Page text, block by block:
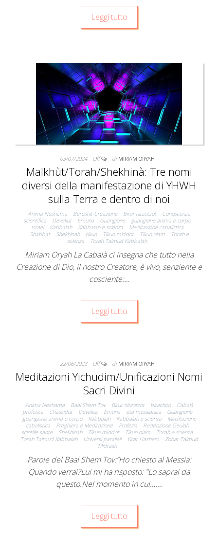
Leggi tutto
03/07/2024 Off di MIRIAM ORYAH
Malkhùt/Torah/Shekhinà: Tre nomi
diversi della manifestazione di YHWH
sulla Terra e dentro di noi
Anima Neshama Bereshit Creazione Birur nitzotzot
Conoscenza
scientifica
Devekut Emuna Guarigione
guarigione anima e corpo
Israel
Kabbalah Kabbalah e scienza
Meditazione cabalistica
Shabbat
Shekhinah tikun Tikun middot Tikun olam
Torah e
scienza
Torah Talmud Kabbalah
Miriam Oryah La Cabalà ci insegna che tutto nella
Creazione di Dio, il nostro Creatore, è vivo, senziente e
cosciente:…
Leggi tutto
22/06/2023 Off di MIRIAM ORYAH
Meditazioni Yichudim/Unificazioni Nomi
Sacri Divini
Anima Neshama Baal Shem Tov Birur nitzotzot bitachon
Cabalà
profetica
Chassidut Devekut Emuna età messianica
Guarigione
guarigione anima e corpo
Kabbalah Kabbalah e scienza
Meditazione
cabalistica
Preghiera e Meditazione Profezia
Redenzione Geulah
scintille sante
Shekhinah Tikun middot Tikun olam
Torah e scienza
Torah Talmud Kabbalah
Universi paralleli Yirat Hashem
Zohar Talmud
Midrash
Parole del Baal Shem Tov:“Ho chiesto al Messia:
Quando verrai?Lui mi ha risposto: “Lo saprai da
questo.Nel momento in cui….…
Leggi tutto